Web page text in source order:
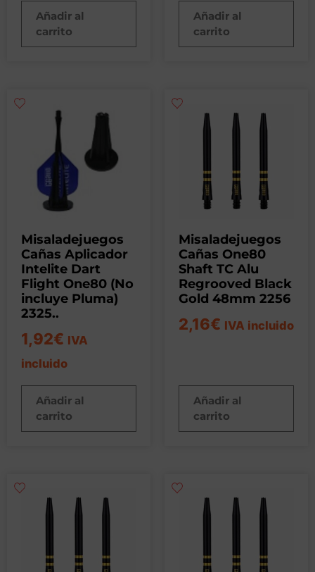
Añadir al
carrito
Añadir al
carrito
Misaladejuegos
Cañas Aplicador
Intelite Dart
Flight One80 (No
incluye Pluma)
2325..
1,92€ IVA
incluido
Añadir al
carrito
Misaladejuegos
Cañas One80
Shaft TC Alu
Regrooved Black
Gold 48mm 2256
2,16€ IVA incluido
Añadir al
carrito